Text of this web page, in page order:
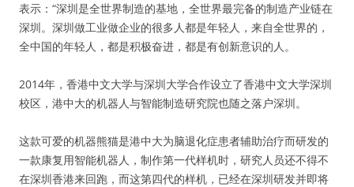
表示：“深圳是全世界制造的基地，全世界最完备的制造产业链在
深圳。深圳做工业做企业的很多人都是年轻人，来自全世界的，
全中国的年轻人，都是积极奋进，都是有创新意识的人。
2014年，香港中文大学与深圳大学合作设立了香港中文大学深圳
校区，港中大的机器人与智能制造研究院也随之落户深圳。
这款可爱的机器熊猫是港中大为脑退化症患者辅助治疗而研发的
一款康复用智能机器人，制作第一代样机时，研究人员还不得不
在深圳香港来回跑，而这第四代的样机，已经在深圳研发并即将